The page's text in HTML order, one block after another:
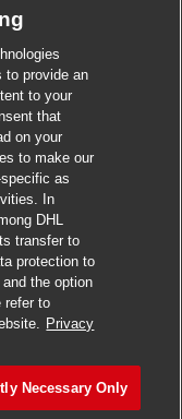
für Pakete und
to provide an
to your
that
on your
to make our
as
In
DHL
transfer to
protection to
the option
refer to
Privacy
Necessary Only
chatbot